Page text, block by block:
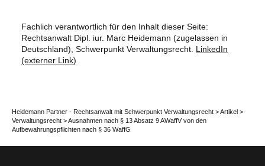
Fachlich verantwortlich für den Inhalt dieser Seite:
Rechtsanwalt Dipl. iur. Marc Heidemann (zugelassen in
Deutschland), Schwerpunkt Verwaltungsrecht. LinkedIn
(externer Link)
Heidemann Partner - Rechtsanwalt mit Schwerpunkt Verwaltungsrecht >Artikel >
Verwaltungsrecht >Ausnahmen nach § 13 Absatz 9 AWaffV von den
Aufbewahrungspflichten nach § 36 WaffG